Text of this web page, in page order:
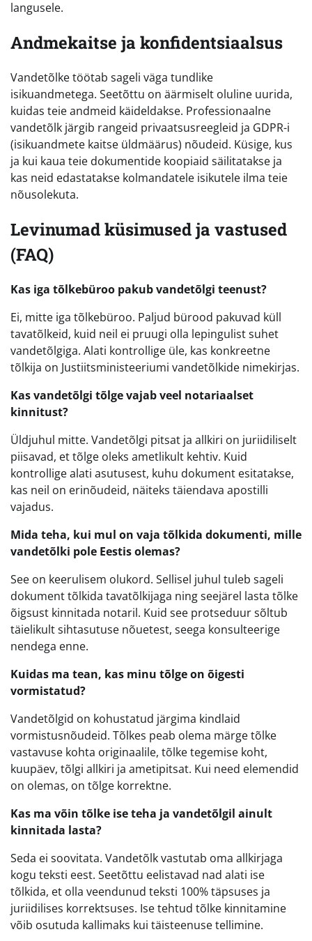
langusele.
Andmekaitse ja konfidentsiaalsus
Vandetõlke töötab sageli väga tundlike
isikuandmetega. Seetõttu on äärmiselt oluline uurida,
kuidas teie andmeid käideldakse. Professionaalne
vandetõlk järgib rangeid privaatsusreegleid ja GDPR-i
(isikuandmete kaitse üldmäärus) nõudeid. Küsige, kus
ja kui kaua teie dokumentide koopiaid säilitatakse ja
kas neid edastatakse kolmandatele isikutele ilma teie
nõusolekuta.
Levinumad küsimused ja vastused
(FAQ)
Kas iga tõlkebüroo pakub vandetõlgi teenust?
Ei, mitte iga tõlkebüroo. Paljud bürood pakuvad küll
tavatõlkeid, kuid neil ei pruugi olla lepingulist suhet
vandetõlgiga. Alati kontrollige üle, kas konkreetne
tõlkija on Justiitsministeeriumi vandetõlkide nimekirjas.
Kas vandetõlgi tõlge vajab veel notariaalset
kinnitust?
Üldjuhul mitte. Vandetõlgi pitsat ja allkiri on juriidiliselt
piisavad, et tõlge oleks ametlikult kehtiv. Kuid
kontrollige alati asutusest, kuhu dokument esitatakse,
kas neil on erinõudeid, näiteks täiendava apostilli
vajadus.
Mida teha, kui mul on vaja tõlkida dokumenti, mille
vandetõlki pole Eestis olemas?
See on keerulisem olukord. Sellisel juhul tuleb sageli
dokument tõlkida tavatõlkijaga ning seejärel lasta tõlke
õigsust kinnitada notaril. Kuid see protseduur sõltub
täielikult sihtasutuse nõuetest, seega konsulteerige
nendega enne.
Kuidas ma tean, kas minu tõlge on õigesti
vormistatud?
Vandetõlgid on kohustatud järgima kindlaid
vormistusnõudeid. Tõlkes peab olema märge tõlke
vastavuse kohta originaalile, tõlke tegemise koht,
kuupäev, tõlgi allkiri ja ametipitsat. Kui need elemendid
on olemas, on tõlge korrektne.
Kas ma võin tõlke ise teha ja vandetõlgil ainult
kinnitada lasta?
Seda ei soovitata. Vandetõlk vastutab oma allkirjaga
kogu teksti eest. Seetõttu eelistavad nad alati ise
tõlkida, et olla veendunud teksti 100% täpsuses ja
juriidilises korrektsuses. Ise tehtud tõlke kinnitamine
võib osutuda kallimaks kui täisteenuse tellimine.